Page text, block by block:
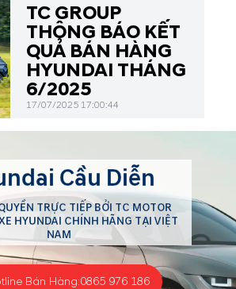
TC GROUP
THÔNG BÁO KẾT
QUẢ BÁN HÀNG
HYUNDAI THÁNG
6/2025
17/07/2025 17:00:44
Cầu Diễn
TRỰC TIẾP BỞI TC MOTOR
HYUNDAI CHÍNH HÃNG TẠI VIỆT
NAM
Bán Hàng:0865 976 186